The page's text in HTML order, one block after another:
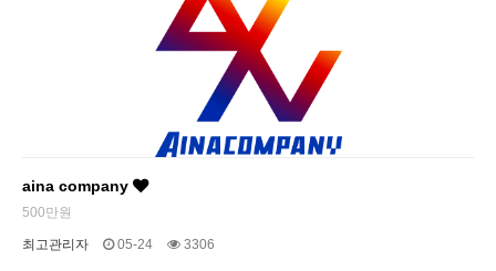
aina company
500만원
최고관리자 05-24 3306